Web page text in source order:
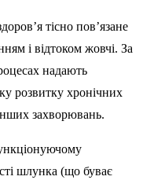
тісно пов’язане
і відтоком жовчі. За
надають
розвитку хронічних
захворювань.
шлунка (що буває